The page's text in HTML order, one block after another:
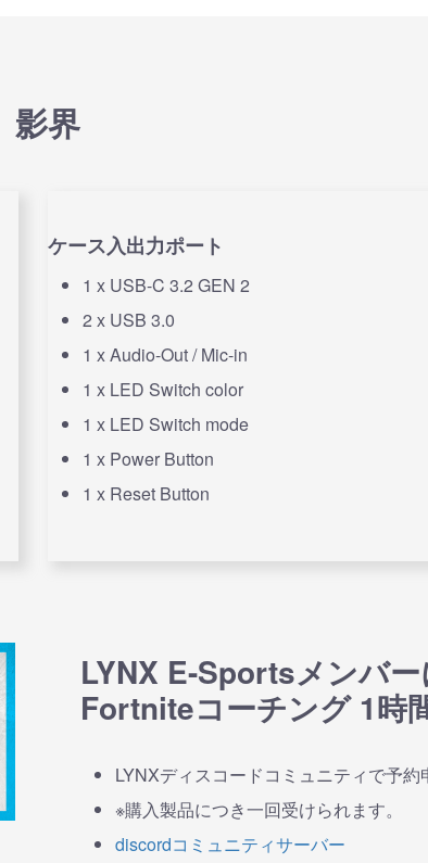
影界
ケース入出力ポート
1 x USB-C 3.2 GEN 2
2 x USB 3.0
1 x Audio-Out / Mic-in
1 x LED Switch color
1 x LED Switch mode
1 x Power Button
1 x Reset Button
LYNX E-Sportsメンバ
Fortniteコーチング 1時
LYNXディスコードコミュニティで予約
※購入製品につき一回受けられます。
discordコミュニティサーバー